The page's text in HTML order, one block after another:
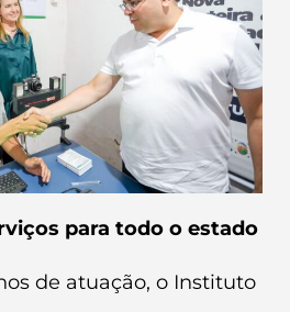
para todo o estado
de atuação, o Instituto